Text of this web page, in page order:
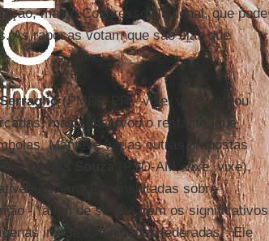
mas o Congresso Nacional, que pode
As raposas votam que são elas que
(PMDB-PR - vixe, vixe) retirou
mas conservou o restante, que
Manteve várias outras propostas
Carlos Souza
(PSD-AM, vixe, vixe),
devem ser consultadas sobre
- “a fim de se evitarem os significativos
impõe às unidades federadas”. Ele